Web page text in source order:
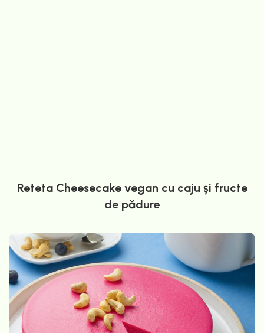
Reteta Cheesecake vegan cu caju și fructe
de pădure